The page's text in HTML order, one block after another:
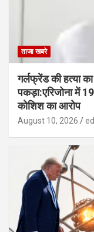
ताजा खबरे
गर्लफ्रेंड की हत्या
पकड़ा:एरिजोना में
कोशिश का आरोप
August 10, 2026